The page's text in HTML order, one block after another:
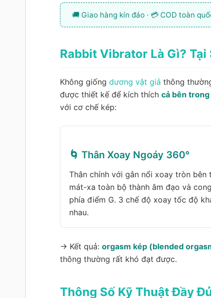
🚚 Giao hàng kín đáo · 💳 COD toàn
Rabbit Vibrator Là Gì?
Không giốngdương vật giả thông
được thiết kế để kích thíchcả bên
với cơ chế kép:
🌀 Thân Xoay Ngoáy 360°
Thân chính với gân nổi xoay tròn bên
mát-xa toàn bộ thành âm đạo và
phía điểm G. 3 chế độ xoay tốc độ
nhau.
→ Kết quả:orgasm kép (blended
thông thường rất khó đạt được.
Thông Số Kỹ Thuật Đầy